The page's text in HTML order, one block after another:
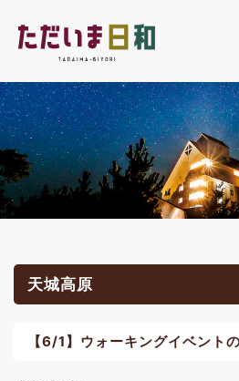
天城高原
【6/1】ウォーキングイベント